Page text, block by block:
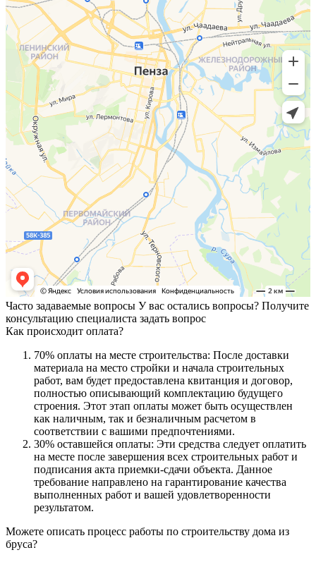
Часто задаваемые вопросы У вас остались вопросы? Получите
консультацию специалиста задать вопрос
Как происходит оплата?
70% оплаты на месте строительства: После доставки
материала на место стройки и начала строительных
работ, вам будет предоставлена квитанция и договор,
полностью описывающий комплектацию будущего
строения. Этот этап оплаты может быть осуществлен
как наличным, так и безналичным расчетом в
соответствии с вашими предпочтениями.
30% оставшейся оплаты: Эти средства следует оплатить
на месте после завершения всех строительных работ и
подписания акта приемки-сдачи объекта. Данное
требование направлено на гарантирование качества
выполненных работ и вашей удовлетворенности
результатом.
Можете описать процесс работы по строительству дома из
бруса?